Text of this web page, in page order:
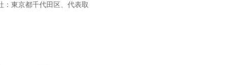
：東京都千代田区、代表取